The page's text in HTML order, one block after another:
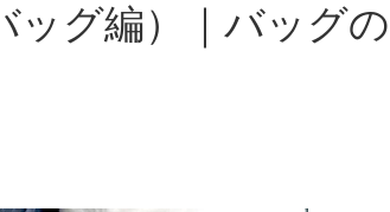
ッグ編）｜バッグ